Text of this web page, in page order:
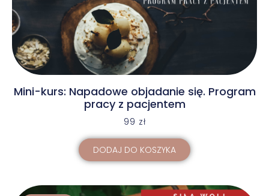
Mini-kurs: Napadowe objadanie się. Program
pracy z pacjentem
99 zł
DODAJ DO KOSZYKA